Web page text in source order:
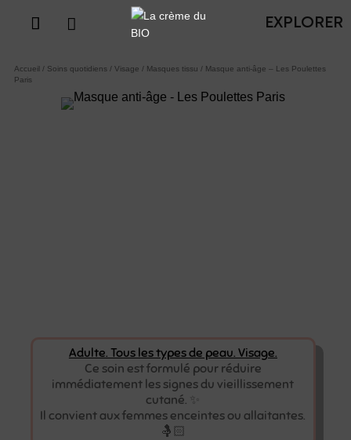
EXPLORER

Accueil / Soins quotidiens /Visage / Masques tissu / Masque anti-âge – Les Poulettes
Paris
Adulte. Tous les types de peau. Visage.
Ce soin est formulé pour réduire
immédiatement les signes du vieillissement
cutané. ✨
Il convient aux femmes enceintes ou allaitantes.
🤱🏻